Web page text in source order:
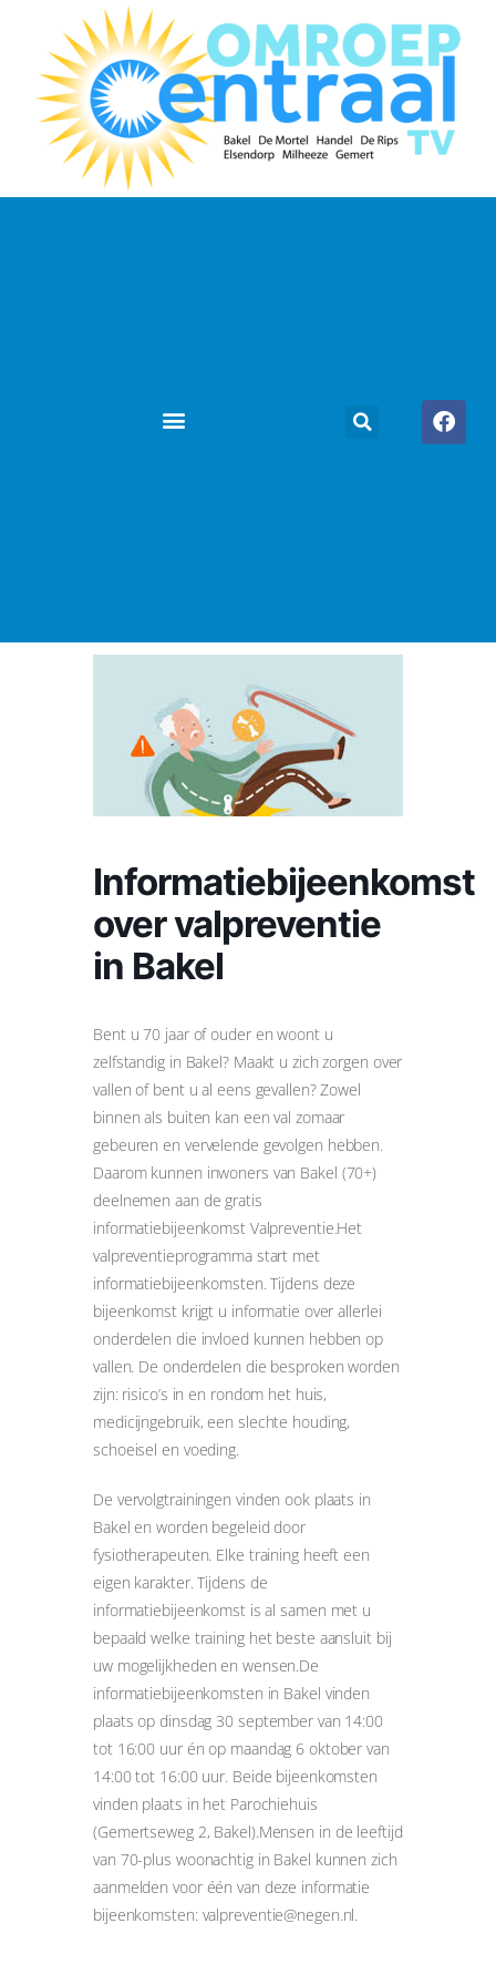
Informatiebijeenkomst
over valpreventie
in Bakel
Bent u 70 jaar of ouder en woont u
zelfstandig in Bakel? Maakt u zich zorgen over
vallen of bent u al eens gevallen? Zowel
binnen als buiten kan een val zomaar
gebeuren en vervelende gevolgen hebben.
Daarom kunnen inwoners van Bakel (70+)
deelnemen aan de gratis
informatiebijeenkomst Valpreventie.Het
valpreventieprogramma start met
informatiebijeenkomsten. Tijdens deze
bijeenkomst krijgt u informatie over allerlei
onderdelen die invloed kunnen hebben op
vallen. De onderdelen die besproken worden
zijn: risico’s in en rondom het huis,
medicijngebruik, een slechte houding,
schoeisel en voeding.
De vervolgtrainingen vinden ook plaats in
Bakel en worden begeleid door
fysiotherapeuten. Elke training heeft een
eigen karakter. Tijdens de
informatiebijeenkomst is al samen met u
bepaald welke training het beste aansluit bij
uw mogelijkheden en wensen.De
informatiebijeenkomsten in Bakel vinden
plaats op dinsdag 30 september van 14:00
tot 16:00 uur én op maandag 6 oktober van
14:00 tot 16:00 uur. Beide bijeenkomsten
vinden plaats in het Parochiehuis
(Gemertseweg 2, Bakel).Mensen in de leeftijd
van 70-plus woonachtig in Bakel kunnen zich
aanmelden voor één van deze informatie
bijeenkomsten: valpreventie@negen.nl.